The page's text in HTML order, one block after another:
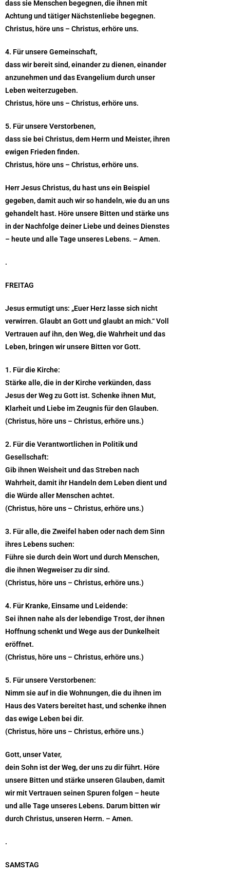
dass sie Menschen begegnen, die ihnen mit
Achtung und tätiger Nächstenliebe begegnen.
Christus, höre uns – Christus, erhöre uns.
4. Für unsere Gemeinschaft,
dass wir bereit sind, einander zu dienen, einander
anzunehmen und das Evangelium durch unser
Leben weiterzugeben.
Christus, höre uns – Christus, erhöre uns.
5. Für unsere Verstorbenen,
dass sie bei Christus, dem Herrn und Meister, ihren
ewigen Frieden finden.
Christus, höre uns – Christus, erhöre uns.
Herr Jesus Christus, du hast uns ein Beispiel
gegeben, damit auch wir so handeln, wie du an uns
gehandelt hast. Höre unsere Bitten und stärke uns
in der Nachfolge deiner Liebe und deines Dienstes
– heute und alle Tage unseres Lebens. – Amen.
.
FREITAG
Jesus ermutigt uns: „Euer Herz lasse sich nicht
verwirren. Glaubt an Gott und glaubt an mich.“ Voll
Vertrauen auf ihn, den Weg, die Wahrheit und das
Leben, bringen wir unsere Bitten vor Gott.
1. Für die Kirche:
Stärke alle, die in der Kirche verkünden, dass
Jesus der Weg zu Gott ist. Schenke ihnen Mut,
Klarheit und Liebe im Zeugnis für den Glauben.
(Christus, höre uns – Christus, erhöre uns.)
2. Für die Verantwortlichen in Politik und
Gesellschaft:
Gib ihnen Weisheit und das Streben nach
Wahrheit, damit ihr Handeln dem Leben dient und
die Würde aller Menschen achtet.
(Christus, höre uns – Christus, erhöre uns.)
3. Für alle, die Zweifel haben oder nach dem Sinn
ihres Lebens suchen:
Führe sie durch dein Wort und durch Menschen,
die ihnen Wegweiser zu dir sind.
(Christus, höre uns – Christus, erhöre uns.)
4. Für Kranke, Einsame und Leidende:
Sei ihnen nahe als der lebendige Trost, der ihnen
Hoffnung schenkt und Wege aus der Dunkelheit
eröffnet.
(Christus, höre uns – Christus, erhöre uns.)
5. Für unsere Verstorbenen:
Nimm sie auf in die Wohnungen, die du ihnen im
Haus des Vaters bereitet hast, und schenke ihnen
das ewige Leben bei dir.
(Christus, höre uns – Christus, erhöre uns.)
Gott, unser Vater,
dein Sohn ist der Weg, der uns zu dir führt. Höre
unsere Bitten und stärke unseren Glauben, damit
wir mit Vertrauen seinen Spuren folgen – heute
und alle Tage unseres Lebens. Darum bitten wir
durch Christus, unseren Herrn. – Amen.
.
SAMSTAG